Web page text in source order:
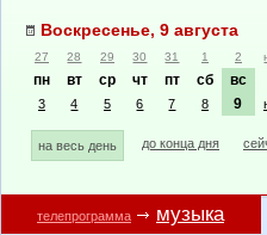
Воскресенье, 9 августа
27 28 29 30 31 1 2
пн вт ср чт пт сб вс
3 4 5 6 7 8 9
на весь день до конца дня
телепрограмма музыка